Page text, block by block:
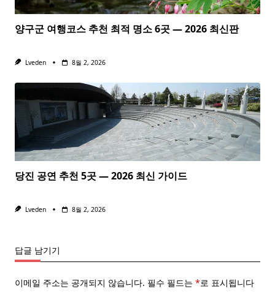
양구군 여행코스 추천 최적 명소 6곳 — 2026 최신판
Lveden 8월 2, 2026
당진 공연 추천 5곳 — 2026 최신 가이드
Lveden 8월 2, 2026
답글 남기기
이메일 주소는 공개되지 않습니다. 필수 필드는 *로 표시됩니다